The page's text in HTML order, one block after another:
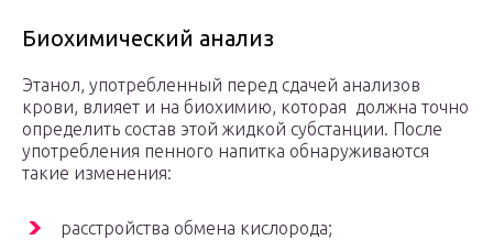
Биохимический анализ
Этанол, употребленный перед сдачей анализов
крови, влияет и на биохимию, которая должна точно
определить состав этой жидкой субстанции. После
употребления пенного напитка обнаруживаются
такие изменения:
расстройства обмена кислорода;